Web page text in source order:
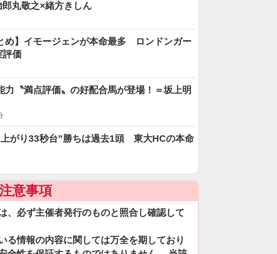
丸敬之×緒方きしん
め】イモージェンが本命最多 ロンドンガー
評価
力〝満点評価〟の好配合馬が登場！＝坂上明
上がり33秒台”勝ちは過去1頭 東大HCの本命
意事項
、必ず主催者発行のものと照合し確認して
る情報の内容に関しては万全を期しており